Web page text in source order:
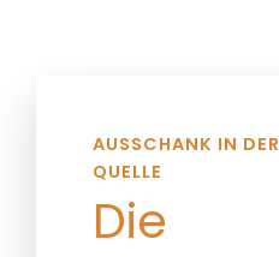
AUSSCHANK IN DER
QUELLE
Die